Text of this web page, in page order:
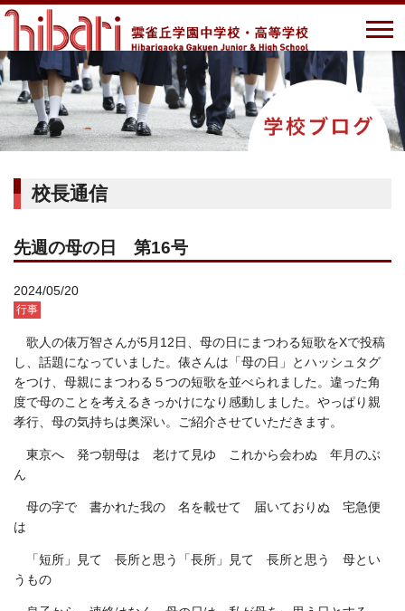
校長通信
先週の母の日 第16号
2024/05/20
行事
歌人の俵万智さんが5月12日、母の日にまつわる短歌をXで投稿
し、話題になっていました。 俵さんは「母の日」とハッシュタグ
をつけ、母親にまつわる５つの短歌を並べられました。違った角
度で母のことを考えるきっかけになり感動しました。やっぱり親
孝行、母の気持ちは奥深い。
ご紹介させていただきます。
東京へ 発つ朝母は 老けて見ゆ これから会わぬ 年月のぶ
ん
母の字で 書かれた我の 名を載せて 届いておりぬ 宅急便
は
「短所」見て 長所と思う「長所」見て 長所と思う 母とい
うもの